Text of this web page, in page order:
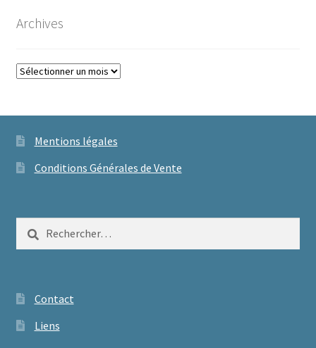
Archives
Archives
Mentions légales
Conditions Générales de Vente
Contact
Liens